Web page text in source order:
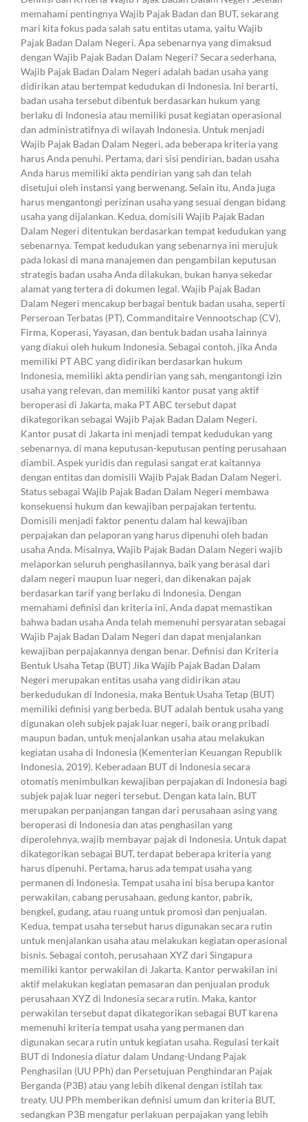
memahami pentingnya Wajib Pajak Badan dan BUT, sekarang
mari kita fokus pada salah satu entitas utama, yaitu Wajib
Pajak Badan Dalam Negeri. Apa sebenarnya yang dimaksud
dengan Wajib Pajak Badan Dalam Negeri? Secara sederhana,
Wajib Pajak Badan Dalam Negeri adalah badan usaha yang
didirikan atau bertempat kedudukan di Indonesia. Ini berarti,
badan usaha tersebut dibentuk berdasarkan hukum yang
berlaku di Indonesia atau memiliki pusat kegiatan operasional
dan administratifnya di wilayah Indonesia. Untuk menjadi
Wajib Pajak Badan Dalam Negeri, ada beberapa kriteria yang
harus Anda penuhi. Pertama, dari sisi pendirian, badan usaha
Anda harus memiliki akta pendirian yang sah dan telah
disetujui oleh instansi yang berwenang. Selain itu, Anda juga
harus mengantongi perizinan usaha yang sesuai dengan bidang
usaha yang dijalankan. Kedua, domisili Wajib Pajak Badan
Dalam Negeri ditentukan berdasarkan tempat kedudukan yang
sebenarnya. Tempat kedudukan yang sebenarnya ini merujuk
pada lokasi di mana manajemen dan pengambilan keputusan
strategis badan usaha Anda dilakukan, bukan hanya sekedar
alamat yang tertera di dokumen legal. Wajib Pajak Badan
Dalam Negeri mencakup berbagai bentuk badan usaha, seperti
Perseroan Terbatas (PT), Commanditaire Vennootschap (CV),
Firma, Koperasi, Yayasan, dan bentuk badan usaha lainnya
yang diakui oleh hukum Indonesia. Sebagai contoh, jika Anda
memiliki PT ABC yang didirikan berdasarkan hukum
Indonesia, memiliki akta pendirian yang sah, mengantongi izin
usaha yang relevan, dan memiliki kantor pusat yang aktif
beroperasi di Jakarta, maka PT ABC tersebut dapat
dikategorikan sebagai Wajib Pajak Badan Dalam Negeri.
Kantor pusat di Jakarta ini menjadi tempat kedudukan yang
sebenarnya, di mana keputusan-keputusan penting perusahaan
diambil. Aspek yuridis dan regulasi sangat erat kaitannya
dengan entitas dan domisili Wajib Pajak Badan Dalam Negeri.
Status sebagai Wajib Pajak Badan Dalam Negeri membawa
konsekuensi hukum dan kewajiban perpajakan tertentu.
Domisili menjadi faktor penentu dalam hal kewajiban
perpajakan dan pelaporan yang harus dipenuhi oleh badan
usaha Anda. Misalnya, Wajib Pajak Badan Dalam Negeri wajib
melaporkan seluruh penghasilannya, baik yang berasal dari
dalam negeri maupun luar negeri, dan dikenakan pajak
berdasarkan tarif yang berlaku di Indonesia. Dengan
memahami definisi dan kriteria ini, Anda dapat memastikan
bahwa badan usaha Anda telah memenuhi persyaratan sebagai
Wajib Pajak Badan Dalam Negeri dan dapat menjalankan
kewajiban perpajakannya dengan benar. Definisi dan Kriteria
Bentuk Usaha Tetap (BUT) Jika Wajib Pajak Badan Dalam
Negeri merupakan entitas usaha yang didirikan atau
berkedudukan di Indonesia, maka Bentuk Usaha Tetap (BUT)
memiliki definisi yang berbeda. BUT adalah bentuk usaha yang
digunakan oleh subjek pajak luar negeri, baik orang pribadi
maupun badan, untuk menjalankan usaha atau melakukan
kegiatan usaha di Indonesia (Kementerian Keuangan Republik
Indonesia, 2019). Keberadaan BUT di Indonesia secara
otomatis menimbulkan kewajiban perpajakan di Indonesia bagi
subjek pajak luar negeri tersebut. Dengan kata lain, BUT
merupakan perpanjangan tangan dari perusahaan asing yang
beroperasi di Indonesia dan atas penghasilan yang
diperolehnya, wajib membayar pajak di Indonesia. Untuk dapat
dikategorikan sebagai BUT, terdapat beberapa kriteria yang
harus dipenuhi. Pertama, harus ada tempat usaha yang
permanen di Indonesia. Tempat usaha ini bisa berupa kantor
perwakilan, cabang perusahaan, gedung kantor, pabrik,
bengkel, gudang, atau ruang untuk promosi dan penjualan.
Kedua, tempat usaha tersebut harus digunakan secara rutin
untuk menjalankan usaha atau melakukan kegiatan operasional
bisnis. Sebagai contoh, perusahaan XYZ dari Singapura
memiliki kantor perwakilan di Jakarta. Kantor perwakilan ini
aktif melakukan kegiatan pemasaran dan penjualan produk
perusahaan XYZ di Indonesia secara rutin. Maka, kantor
perwakilan tersebut dapat dikategorikan sebagai BUT karena
memenuhi kriteria tempat usaha yang permanen dan
digunakan secara rutin untuk kegiatan usaha. Regulasi terkait
BUT di Indonesia diatur dalam Undang-Undang Pajak
Penghasilan (UU PPh) dan Persetujuan Penghindaran Pajak
Berganda (P3B) atau yang lebih dikenal dengan istilah tax
treaty. UU PPh memberikan definisi umum dan kriteria BUT,
sedangkan P3B mengatur perlakuan perpajakan yang lebih